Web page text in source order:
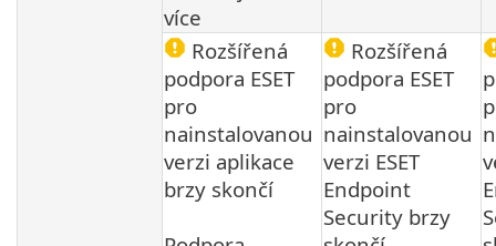
více
Rozšířená
podpora ESET
pro
nainstalovanou
verzi aplikace
brzy skončí
Rozšířená
podpora ESET
pro
nainstalovanou
verzi ESET
Endpoint
Security brzy